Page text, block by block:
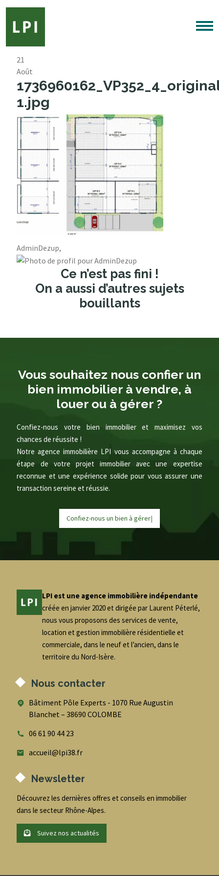
21
Août
1.jpg
AdminDezup,
Ce n’est pas fini !
On a aussi d’autres sujets
bouillants
Vous souhaitez nous confier un
bien immobilier à vendre, à
louer ou à gérer ?
Confiez-nous votre bien immobilier et maximisez vos
chances de réussite !
Notre agence immobilière LPI vous accompagne à chaque
étape de votre projet immobilier avec une expertise
reconnue et une expérience solide pour vous assurer une
transaction sereine et réussie.
Confiez-nous un bien à gérer|
LPI est une agence immobilière indépendante
créée en janvier 2020 et dirigée par Laurent Péterlé,
nous vous proposons des services de vente,
location et gestion immobilière résidentielle et
commerciale, dans le neuf et l’ancien, dans le
territoire du Nord-Isère.
Nous contacter
Bâtiment Pôle Experts - 1070 Rue Augustin
Blanchet – 38690 COLOMBE
06 61 90 44 23
accueil@lpi38.fr
Newsletter
Découvrez les dernières offres et conseils en immobilier
dans le secteur Rhône-Alpes.
Suivez nos actualités